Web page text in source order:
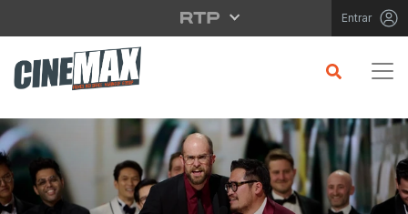
Saltar para o conteúdo principal Entrar